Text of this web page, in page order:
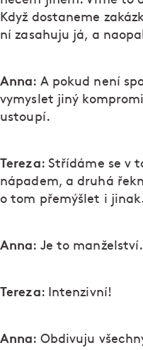
Když dostaneme
ní zasahuju já, a
Anna: A pokud není
vymyslet jiný
ustoupí.
Tereza: Střídáme se v
nápadem, a druhá
o tom přemýšlet i
Anna: Je to manželství.
Tereza: Intenzivní!
Anna: Obdivuju